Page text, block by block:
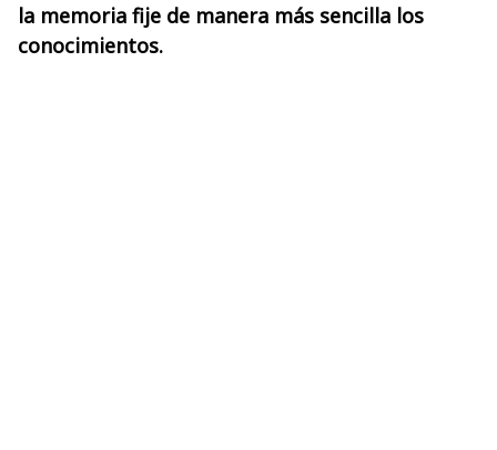
la memoria fije de manera más sencilla los
conocimientos.